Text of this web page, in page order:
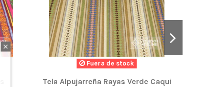
Fuera de stock
Tela Alpujarreña Rayas Verde Caqui